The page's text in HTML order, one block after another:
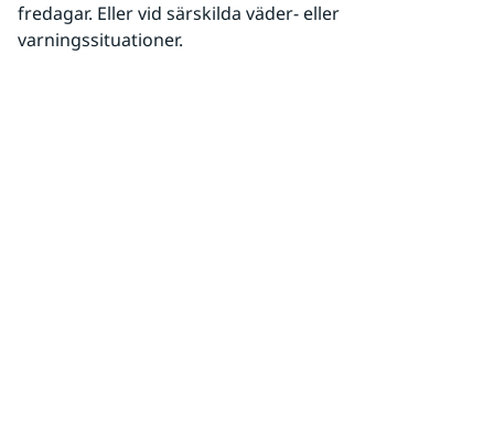
fredagar. Eller vid särskilda väder- eller
varningssituationer.